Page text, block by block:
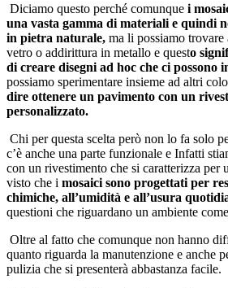
Diciamo questo perché comunque i
una vasta gamma di materiali e quindi
in pietra naturale, ma li possiamo
vetro o addirittura in metallo e questo
di creare disegni ad hoc che ci possono
possiamo sperimentare insieme ad altri
dire ottenere un pavimento con un
personalizzato.
Chi per questa scelta però non lo fa solo
c’è anche una parte funzionale e Infatti
con un rivestimento che si caratterizza per
visto che i mosaici sono progettati per
chimiche, all’umidità e all’usura
questioni che riguardano un ambiente
Oltre al fatto che comunque non hanno
quanto riguarda la manutenzione e anche
pulizia che si presenterà abbastanza facile.